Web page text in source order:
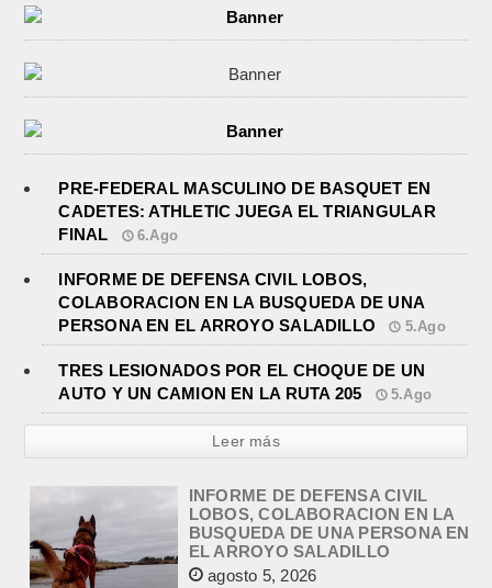
PRE-FEDERAL MASCULINO DE BASQUET EN
CADETES: ATHLETIC JUEGA EL TRIANGULAR
FINAL
6.Ago
INFORME DE DEFENSA CIVIL LOBOS,
COLABORACION EN LA BUSQUEDA DE UNA
PERSONA EN EL ARROYO SALADILLO
5.Ago
TRES LESIONADOS POR EL CHOQUE DE UN
AUTO Y UN CAMION EN LA RUTA 205
5.Ago
Leer más
INFORME DE DEFENSA CIVIL
LOBOS, COLABORACION EN LA
BUSQUEDA DE UNA PERSONA EN
EL ARROYO SALADILLO
agosto 5, 2026